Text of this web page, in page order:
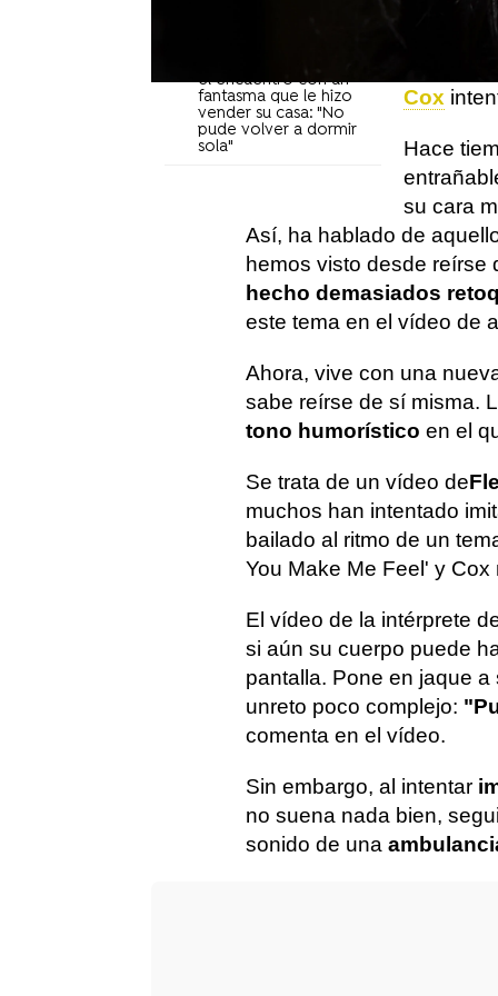
el encuentro con un
fantasma que le hizo
vender su casa: "No
pude volver a dormir
sola"
a poco
Cox
Hace
su cara
Así, ha hablado de
hemos visto desde
hecho demasiados
este tema en el vídeo de
Ahora, vive con una
sabe reírse de sí misma.
tono humorístico en el
Se trata de un vídeo de
muchos han intentado
bailado al ritmo de un
You Make Me Feel' y
El vídeo de la intérprete
si aún su cuerpo puede
pantalla. Pone en jaque a
unreto poco complejo:
comenta en el vídeo.
Sin embargo, al intentar
no suena nada bien,
sonido de una